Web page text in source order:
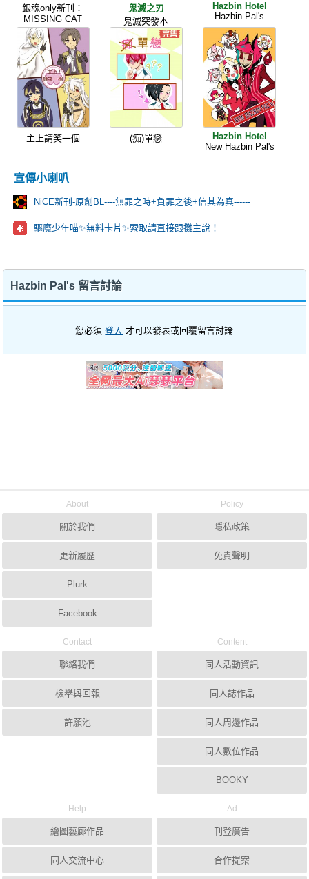
銀魂only新刊：
MISSING CAT
鬼滅之刃
鬼滅突發本
Hazbin Hotel
Hazbin Pal's
主上請笑一個 (痴)單戀
Hazbin Hotel
New Hazbin Pal's
宣傳小喇叭
NiCE新刊-原創BL----無罪之時+負罪之後+信其為真------
驅魔少年喵✨️無料卡片✨️索取請直接跟攤主說！
Hazbin Pal's 留言討論
您必須登入 才可以發表或回覆留言討論
About
關於我們
更新履歷
Plurk
Facebook
Policy
隱私政策
免責聲明
Contact
聯絡我們
檢舉與回報
許願池
Content
同人活動資訊
同人誌作品
同人周邊作品
同人數位作品
BOOKY
Help
繪圖藝廊作品
同人交流中心
Ad
刊登廣告
合作提案